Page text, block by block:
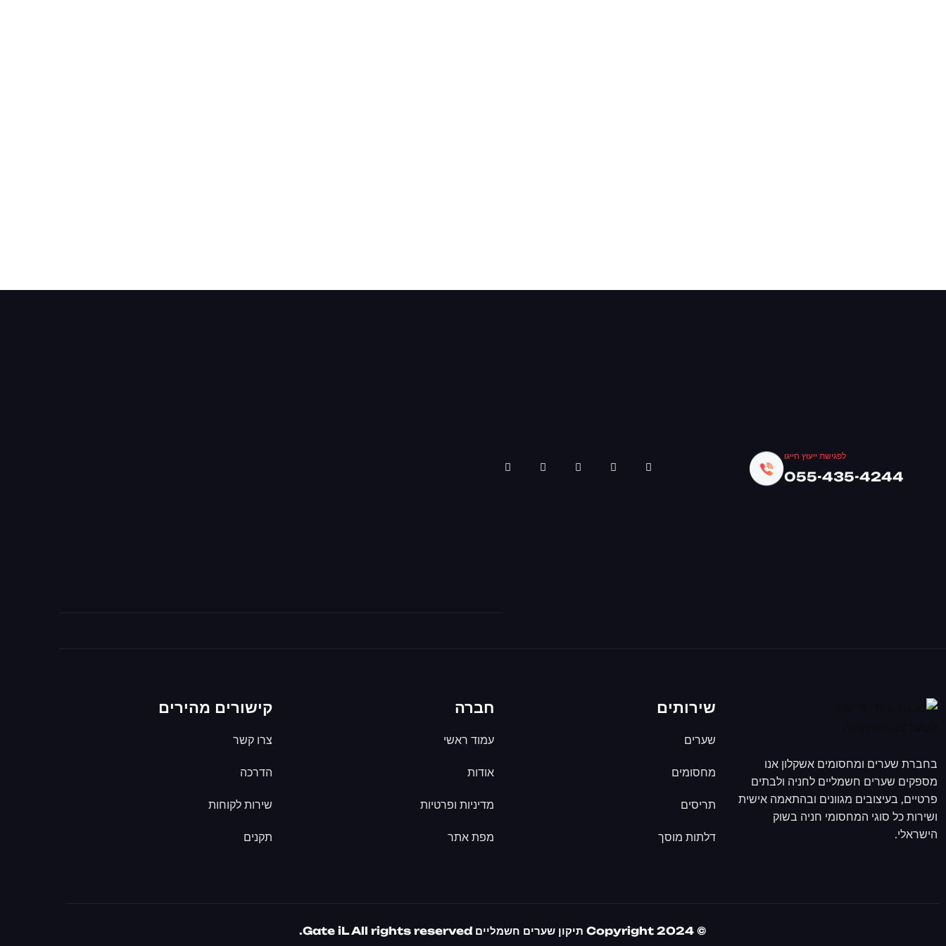
לפגישת ייעוץ חייגו
055-435-4244
בחברת שערים ומחסומים אשקלון אנו
מספקים שערים חשמליים לחניה ולבתים
פרטיים, בעיצובים מגוונים ובהתאמה אישית
ושירות כל סוגי המחסומי חניה בשוק
הישראלי.
שירותים
שערים
מחסומים
תריסים
דלתות מוסך
חברה
עמוד ראשי
אודות
מדיניות ופרטיות
מפת אתר
קישורים מהירים
צרו קשר
הדרכה
שירות לקוחות
תקנים
© Copyright 2024 תיקון שערים חשמליים Gate iL All rights reserved.